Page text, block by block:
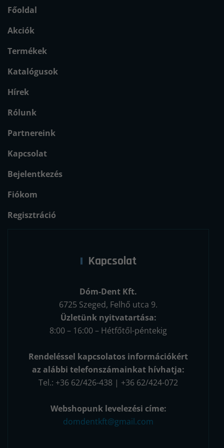
Főoldal
Akciók
Termékek
Katalógusok
Hírek
Rólunk
Partnereink
Kapcsolat
Bejelentkezés
Fiókom
Regisztráció
Kapcsolat
Dóm-Dent Kft.
6725 Szeged, Felhő utca 9.
Üzletünk nyitvatartása:
8:00 – 16:00 – Hétfőtől-péntekig
Rendeléssel kapcsolatos információkért
az alábbi telefonszámainkat hívhatja:
Tel.: +36 62/426-438 | +36 62/424-072
Webshopunk levelezési címe:
domdentkft@gmail.com